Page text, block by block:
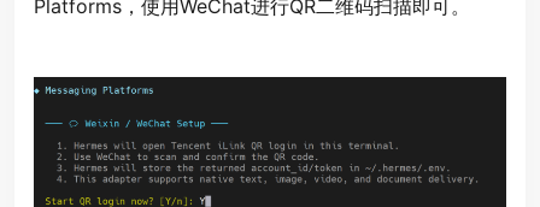
Platforms，使用WeChat进行QR二维码扫描即可。